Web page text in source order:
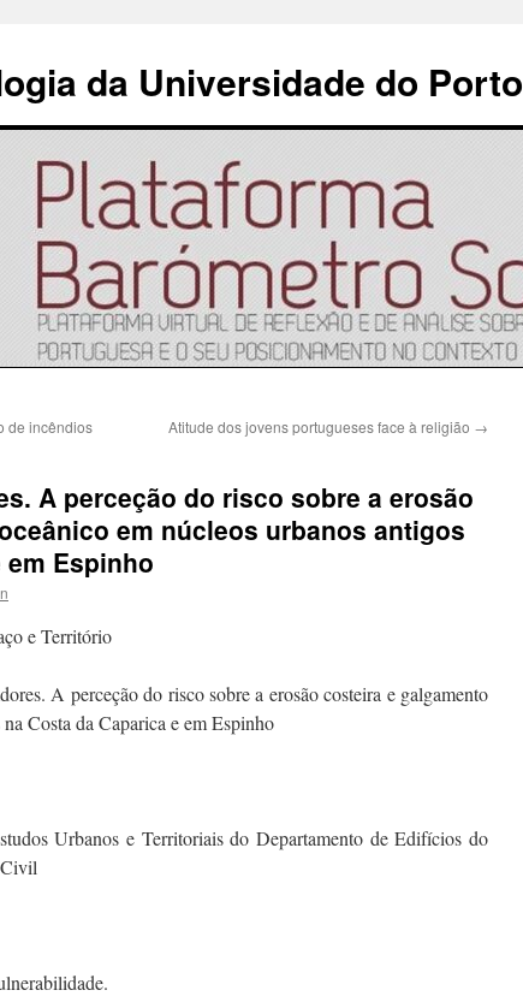
da Universidade do Porto
de incêndios
Atitude dos jovens portugueses face à religião →
A perceção do risco sobre a erosão
em núcleos urbanos antigos
em Espinho
e Território
A perceção do risco sobre a erosão costeira e galgamento
Costa da Caparica e em Espinho
Urbanos e Territoriais do Departamento de Edifícios do